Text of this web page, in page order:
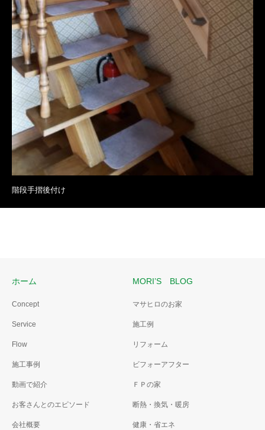
階段手摺後付け
ホーム
Concept
Service
Flow
施工事例
動画で紹介
お客さんとのエピソード
会社概要
MORI’S BLOG
マサヒロのお家
施工例
リフォーム
ビフォーアフター
ＦＰの家
断熱・換気・暖房
健康・省エネ